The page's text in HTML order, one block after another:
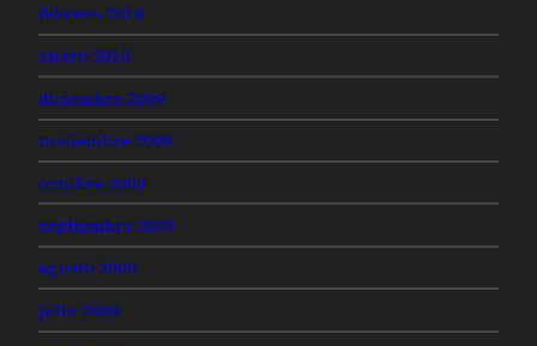
febrero 2010
enero 2010
diciembre 2009
noviembre 2009
octubre 2009
septiembre 2009
agosto 2009
julio 2009